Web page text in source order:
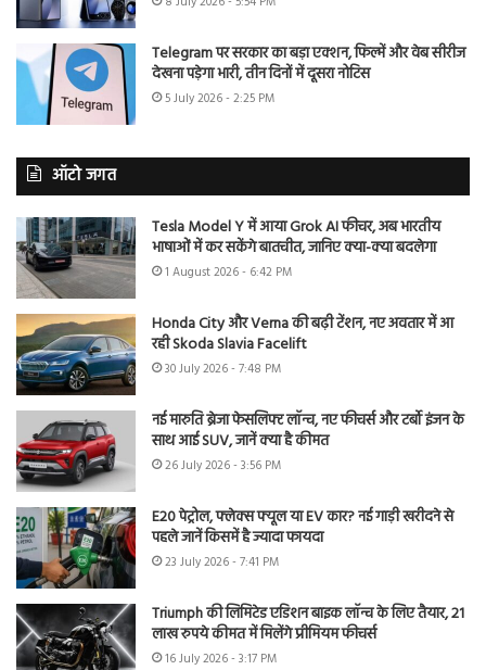
Telegram पर सरकार का बड़ा एक्शन, फिल्में और वेब सीरीज
देखना पड़ेगा भारी, तीन दिनों में दूसरा नोटिस
5 July 2026 - 2:25 PM
ऑटो जगत
Tesla Model Y में आया Grok AI फीचर, अब भारतीय
भाषाओं में कर सकेंगे बातचीत, जानिए क्या-क्या बदलेगा
1 August 2026 - 6:42 PM
Honda City और Verna की बढ़ी टेंशन, नए अवतार में आ
रही Skoda Slavia Facelift
30 July 2026 - 7:48 PM
नई मारुति ब्रेजा फेसलिफ्ट लॉन्च, नए फीचर्स और टर्बो इंजन के
साथ आई SUV, जानें क्या है कीमत
26 July 2026 - 3:56 PM
E20 पेट्रोल, फ्लेक्स फ्यूल या EV कार? नई गाड़ी खरीदने से
पहले जानें किसमें है ज्यादा फायदा
23 July 2026 - 7:41 PM
Triumph की लिमिटेड एडिशन बाइक लॉन्च के लिए तैयार, 21
लाख रुपये कीमत में मिलेंगे प्रीमियम फीचर्स
16 July 2026 - 3:17 PM